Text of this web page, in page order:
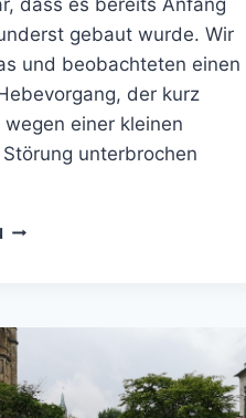
gebaut wurde. Wir
und beobachteten einen
der kurz
wegen einer kleinen
unterbrochen
KANADA
SKANDINAVISCH